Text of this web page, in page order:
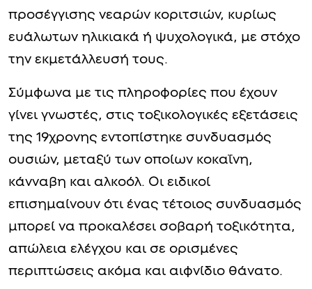
προσέγγισης νεαρών κοριτσιών, κυρίως
ευάλωτων ηλικιακά ή ψυχολογικά, με στόχο
την εκμετάλλευσή τους.
Σύμφωνα με τις πληροφορίες που έχουν
γίνει γνωστές, στις τοξικολογικές εξετάσεις
της 19χρονης εντοπίστηκε συνδυασμός
ουσιών, μεταξύ των οποίων κοκαΐνη,
κάνναβη και αλκοόλ. Οι ειδικοί
επισημαίνουν ότι ένας τέτοιος συνδυασμός
μπορεί να προκαλέσει σοβαρή τοξικότητα,
απώλεια ελέγχου και σε ορισμένες
περιπτώσεις ακόμα και αιφνίδιο θάνατο.